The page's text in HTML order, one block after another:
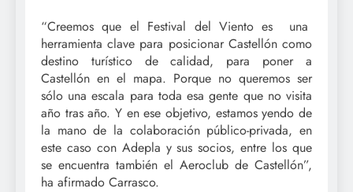
“Creemos que el Festival del Viento es una
herramienta clave para posicionar Castellón como
destino turístico de calidad, para poner a
Castellón en el mapa. Porque no queremos ser
sólo una escala para toda esa gente que no visita
año tras año. Y en ese objetivo, estamos yendo de
la mano de la colaboración público-privada, en
este caso con Adepla y sus socios, entre los que
se encuentra también el Aeroclub de Castellón”,
ha afirmado Carrasco.